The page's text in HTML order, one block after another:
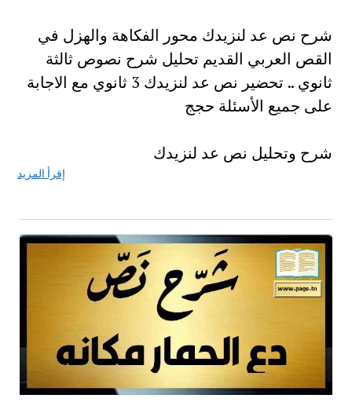
شرح نص عد لنزيدك محور الفكاهة والهزل في
القص العربي القديم تحليل شرح نصوص ثالثة
ثانوي .. تحضير نص عد لنزيدك 3 ثانوي مع الاجابة
على جميع الأسئلة حجج
شرح وتحليل نص عد لنزيدك
إقرأ المزيد